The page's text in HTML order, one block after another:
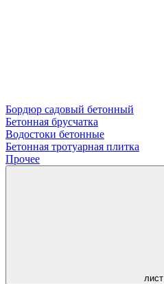
Бордюр садовый бетонный
Бетонная брусчатка
Водостоки бетонные
Бетонная тротуарная плитка
Прочее
лист